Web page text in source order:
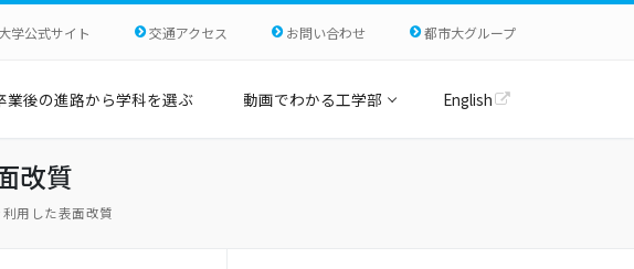
学公式サイト 交通アクセス お問い合わせ 都市大グループ
業後の進路から学科を選ぶ 動画でわかる工学部 English
改質
用した表面改質